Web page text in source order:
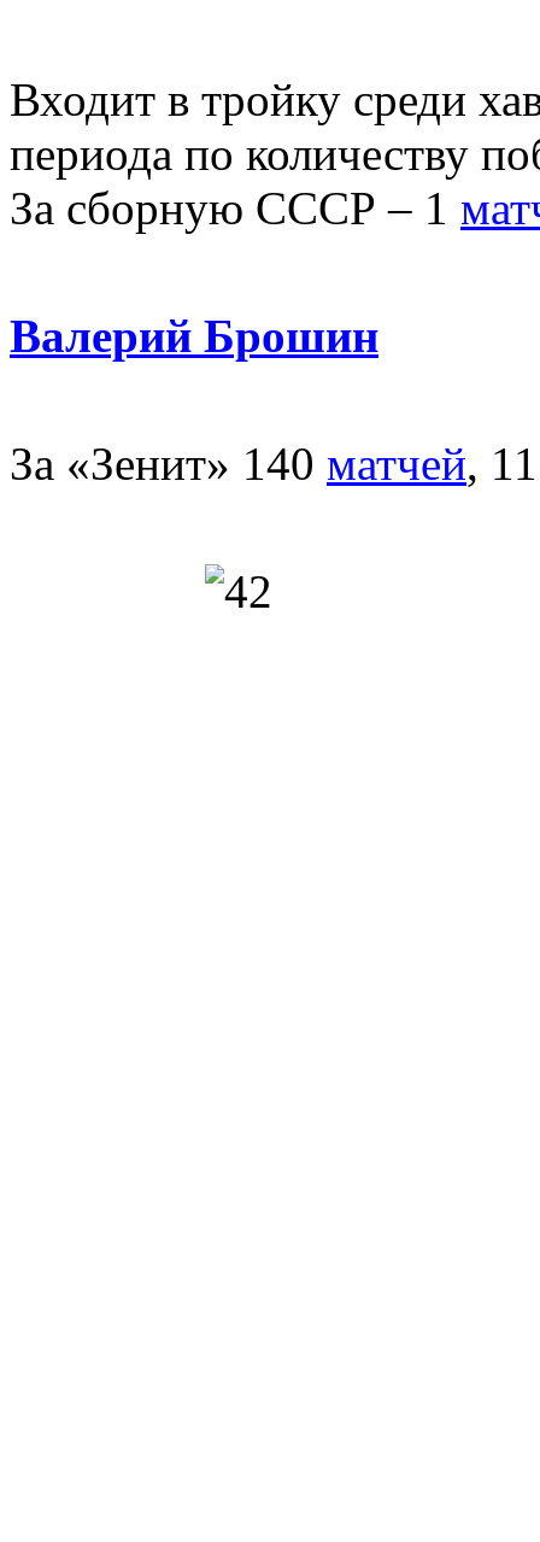
Входит в тройку среди
периода по количеству
За сборную СССР – 1
Валерий Брошин
За «Зенит» 140 матчей,